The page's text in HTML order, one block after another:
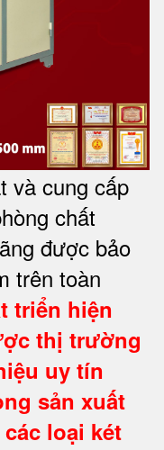
và cung cấp
chất
được bảo
trên toàn
triển hiện
thị trường
uy tín
sản xuất
loại két